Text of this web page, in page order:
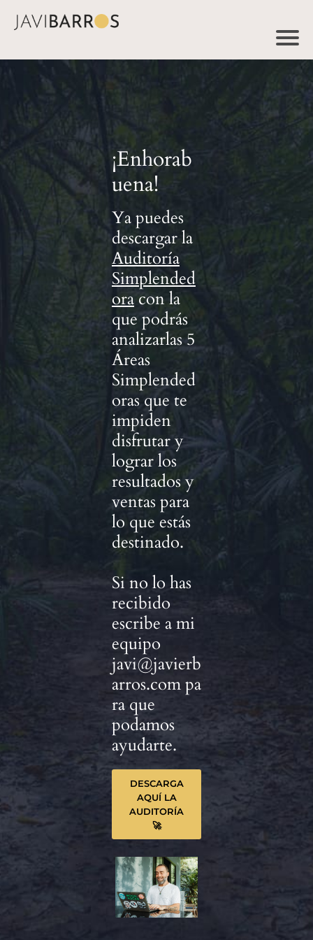
¡Enhorab
uena!
Ya puedes
descargar la
Auditoría
Simplended
oracon la
que podrás
analizarlas 5
Áreas
Simplended
oras que te
impiden
disfrutar y
lograr los
resultados y
ventas para
lo que estás
destinado.
Si no lo has
recibido
escribe a mi
equipo
javi@javierb
arros.compa
ra que
podamos
ayudarte.
DESCARGA
AQUÍ LA
AUDITORÍA
🚀